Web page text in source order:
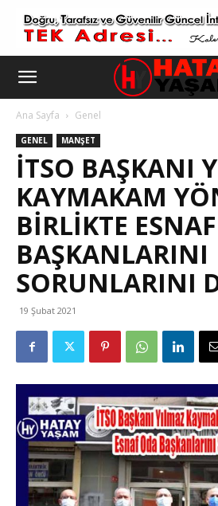
Ana Sayfa Genel
GENEL MANŞET
İTSO BAŞKANI
KAYMAKAM
BIRLIKTE
BAŞKANLARINI
SORUNLARINI
19 Şubat 2021